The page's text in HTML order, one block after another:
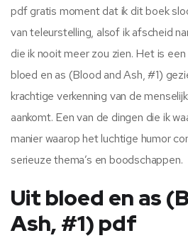
pdf gratis moment dat ik dit boek
van teleurstelling, alsof ik afscheid
die ik nooit meer zou zien. Het is
bloed en as (Blood and Ash, #1)
krachtige verkenning van de
aankomt. Een van de dingen die ik
manier waarop het luchtige humor
serieuze thema’s en boodschappen.
Uit bloed en as
Ash, #1) pdf